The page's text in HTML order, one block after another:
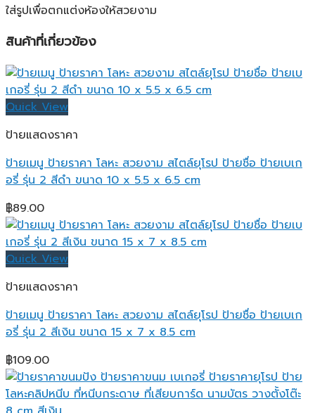
ใส่รูปเพื่อตกแต่งห้องให้สวยงาม
สินค้าที่เกี่ยวข้อง
Quick View
ป้ายแสดงราคา
ป้ายเมนู ป้ายราคา โลหะ สวยงาม สไตล์ยุโรป ป้ายชื่อ ป้ายเบเก
อรี่ รุ่น 2 สีดำ ขนาด 10 x 5.5 x 6.5 cm
฿89.00
Quick View
ป้ายแสดงราคา
ป้ายเมนู ป้ายราคา โลหะ สวยงาม สไตล์ยุโรป ป้ายชื่อ ป้ายเบเก
อรี่ รุ่น 2 สีเงิน ขนาด 15 x 7 x 8.5 cm
฿109.00